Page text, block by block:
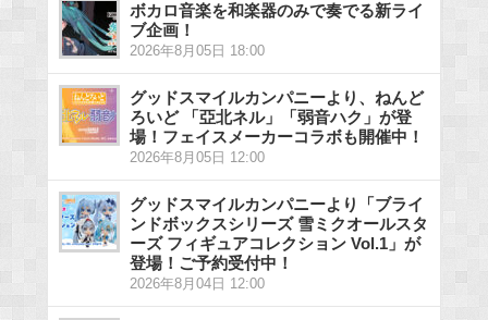
ボカロ音楽を和楽器のみで奏でる新ライ
ブ企画！
2026年8月05日 18:00
グッドスマイルカンパニーより、ねんど
ろいど 「亞北ネル」「弱音ハク」が登
場！フェイスメーカーコラボも開催中！
2026年8月05日 12:00
グッドスマイルカンパニーより「ブライ
ンドボックスシリーズ 雪ミクオールスタ
ーズ フィギュアコレクション Vol.1」が
登場！ご予約受付中！
2026年8月04日 12:00